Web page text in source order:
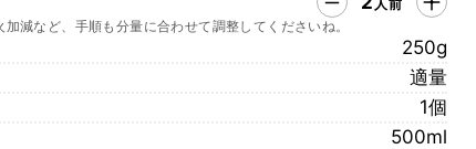
人前
減など、手順も分量に合わせて調整してくださいね。
250g
適量
1個
500ml